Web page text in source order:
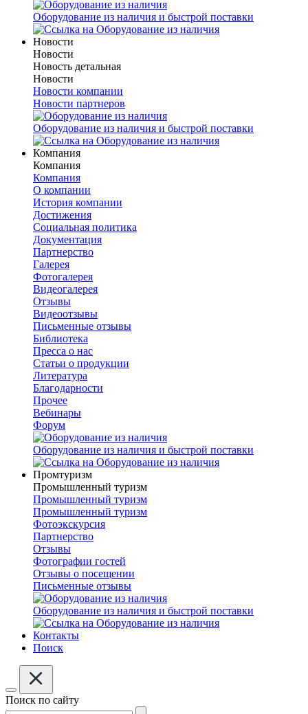
Оборудование из наличия и быстрой поставки
Новости
Новости
Новость детальная
Новости
Новости компании
Новости партнеров
Оборудование из наличия и быстрой поставки
Компания
Компания
Компания
О компании
История компании
Достижения
Социальная политика
Документация
Партнерство
Галерея
Фотогалерея
Видеогалерея
Отзывы
Видеоотзывы
Письменные отзывы
Библиотека
Пресса о нас
Статьи о продукции
Литература
Благодарности
Прочее
Вебинары
Форум
Оборудование из наличия и быстрой поставки
Промтуризм
Промышленный туризм
Промышленный туризм
Промышленный туризм
Фотоэкскурсия
Партнерство
Отзывы
Фотографии гостей
Отзывы о посещении
Письменные отзывы
Оборудование из наличия и быстрой поставки
Контакты
Поиск
Поиск по сайту